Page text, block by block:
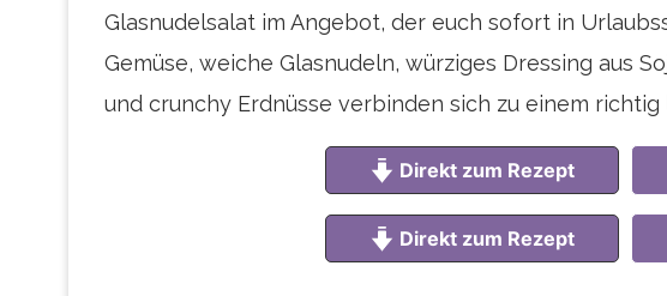
Glasnudelsalat im Angebot, der euch sofort in
Gemüse, weiche Glasnudeln, würziges Dressing aus
und crunchy Erdnüsse verbinden sich zu einem richtig
Direkt zum Rezept
Direkt zum Rezept